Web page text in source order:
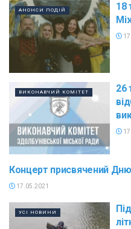
АНОНСИ ПОДІЙ
18
ВИКОНАВЧИЙ КОМІТЕТ
26
АНОНСИ ПОДІЙ
Концерт присвячений Дню
17.05.2021
УСІ НОВИНИ